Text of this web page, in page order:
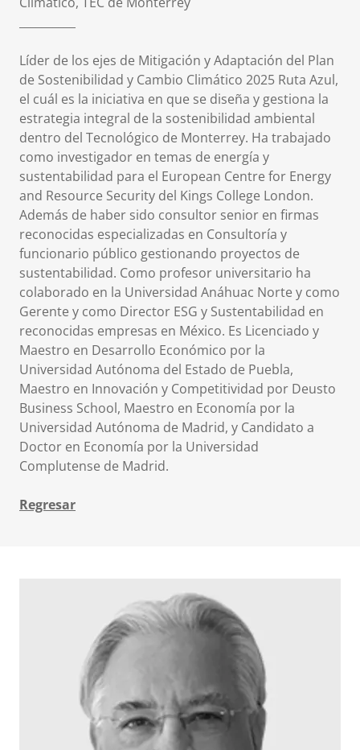
Líder de los ejes de Mitigación y Adaptación del Plan
de Sostenibilidad y Cambio Climático 2025 Ruta Azul,
el cuál es la iniciativa en que se diseña y gestiona la
estrategia integral de la sostenibilidad ambiental
dentro del Tecnológico de Monterrey. Ha trabajado
como investigador en temas de energía y
sustentabilidad para el European Centre for Energy
and Resource Security del Kings College London.
Además de haber sido consultor senior en firmas
reconocidas especializadas en Consultoría y
funcionario público gestionando proyectos de
sustentabilidad. Como profesor universitario ha
colaborado en la Universidad Anáhuac Norte y como
Gerente y como Director ESG y Sustentabilidad en
reconocidas empresas en México. Es Licenciado y
Maestro en Desarrollo Económico por la
Universidad Autónoma del Estado de Puebla,
Maestro en Innovación y Competitividad por Deusto
Business School, Maestro en Economía por la
Universidad Autónoma de Madrid, y Candidato a
Doctor en Economía por la Universidad
Complutense de Madrid.
Regresar